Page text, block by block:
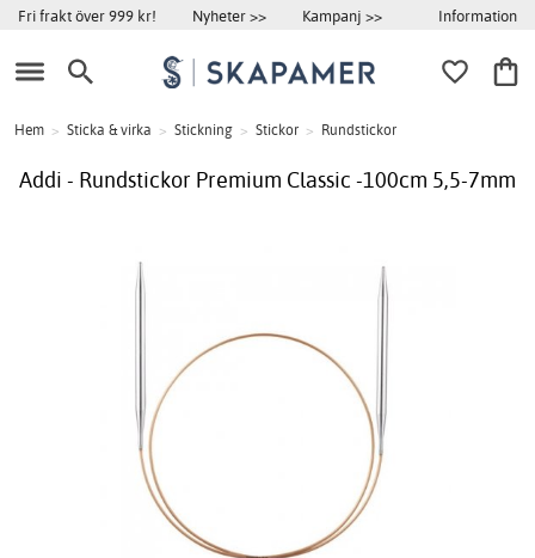
Fri frakt över 999 kr! Nyheter >> Kampanj >> Information
Hem > Sticka & virka > Stickning > Stickor > Rundstickor
Addi - Rundstickor Premium Classic -100cm 5,5-7mm